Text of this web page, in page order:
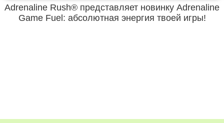
Adrenaline Rush® представляет новинку Adrenaline
Game Fuel: абсолютная энергия твоей игры!